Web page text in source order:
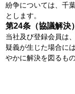
紛争については、千
とします。
第24条（協議解決）
当社及び登録会員は
疑義が生じた場合に
やかに解決を図るも